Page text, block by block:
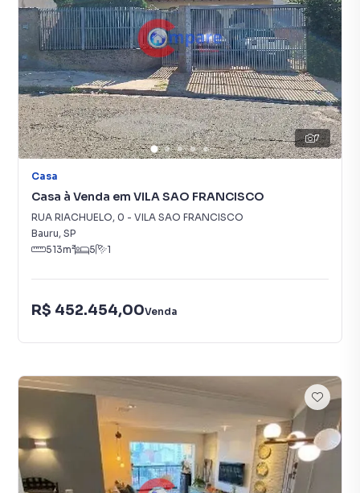
7
Casa
Casa à Venda em VILA SAO FRANCISCO
RUA RIACHUELO, 0 - VILA SAO FRANCISCO
Bauru, SP
513m² 5 1
R$ 452.454,00Venda